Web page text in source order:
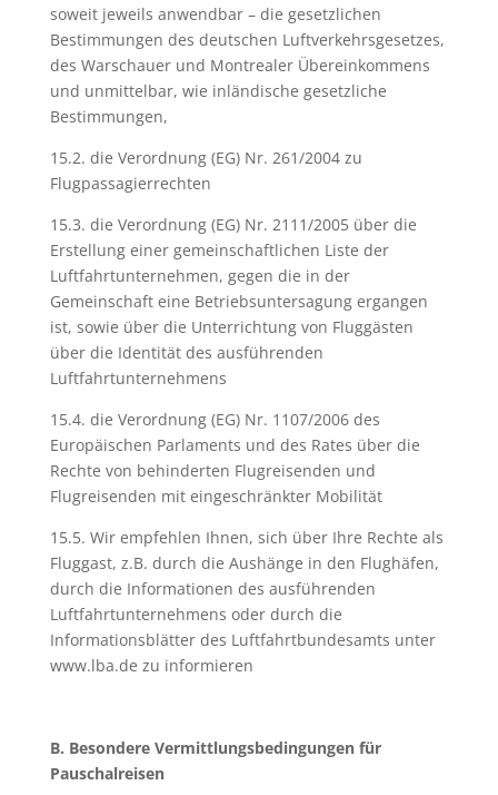
soweit jeweils anwendbar – die gesetzlichen
Bestimmungen des deutschen Luftverkehrsgesetzes,
des Warschauer und Montrealer Übereinkommens
und unmittelbar, wie inländische gesetzliche
Bestimmungen,
15.2. die Verordnung (EG) Nr. 261/2004 zu
Flugpassagierrechten
15.3. die Verordnung (EG) Nr. 2111/2005 über die
Erstellung einer gemeinschaftlichen Liste der
Luftfahrtunternehmen, gegen die in der
Gemeinschaft eine Betriebsuntersagung ergangen
ist, sowie über die Unterrichtung von Fluggästen
über die Identität des ausführenden
Luftfahrtunternehmens
15.4. die Verordnung (EG) Nr. 1107/2006 des
Europäischen Parlaments und des Rates über die
Rechte von behinderten Flugreisenden und
Flugreisenden mit eingeschränkter Mobilität
15.5. Wir empfehlen Ihnen, sich über Ihre Rechte als
Fluggast, z.B. durch die Aushänge in den Flughäfen,
durch die Informationen des ausführenden
Luftfahrtunternehmens oder durch die
Informationsblätter des Luftfahrtbundesamts unter
www.lba.de zu informieren
B. Besondere Vermittlungsbedingungen für
Pauschalreisen